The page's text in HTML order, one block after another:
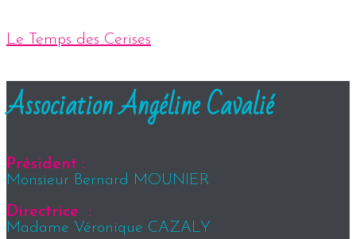
Le Temps des Cerises
Association Angéline Cavalié
Président :
Monsieur Bernard MOUNIER
Directrice :
Madame Véronique CAZALY